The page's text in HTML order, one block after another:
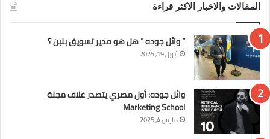
المقالات والاخبار الاكثر قراءة
” وائل جوده ” هل هو مدير تسويق بلبن ؟
أبريل 19, 2025
وائل جوده: أول مصري يتصدر غلاف مجلة
Marketing School
مارس 4, 2025